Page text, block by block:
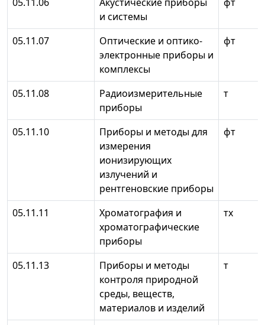
05.11.06
Акустические приборы
и системы
фт
05.11.07
Оптические и оптико-
электронные приборы и
комплексы
фт
05.11.08
Радиоизмерительные
приборы
т
05.11.10
Приборы и методы для
измерения
ионизирующих
излучений и
рентгеновские приборы
фт
05.11.11
Хроматография и
хроматографические
приборы
тх
05.11.13
Приборы и методы
контроля природной
среды, веществ,
материалов и изделий
т